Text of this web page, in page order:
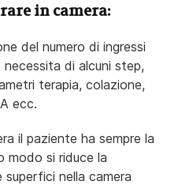
in camera:
del numero di ingressi
necessita di alcuni step,
terapia, colazione,
ecc.
il paziente ha sempre la
modo si riduce la
nella camera